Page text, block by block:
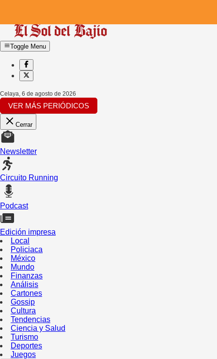
Toggle Menu
Celaya, 6 de agosto de 2026
VER MÁS PERIÓDICOS
Cerrar
Newsletter
Circuito Running
Podcast
Edición impresa
Local
Policiaca
México
Mundo
Finanzas
Análisis
Cartones
Gossip
Cultura
Tendencias
Ciencia y Salud
Turismo
Deportes
Juegos